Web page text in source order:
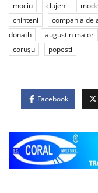
mociu
clujeni
chinteni
compania de
donath
augustin maior
corușu
popesti
Facebook